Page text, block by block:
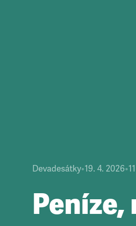
Devadesátky•19. 4. 2026•11